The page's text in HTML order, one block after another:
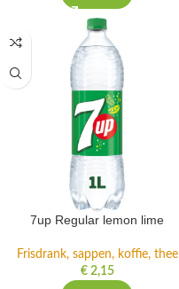
7up Regular lemon lime
Frisdrank, sappen, koffie, thee
€2,15